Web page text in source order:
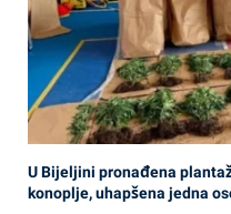
U Bijeljini pronađena
konoplje, uhapšena jedna